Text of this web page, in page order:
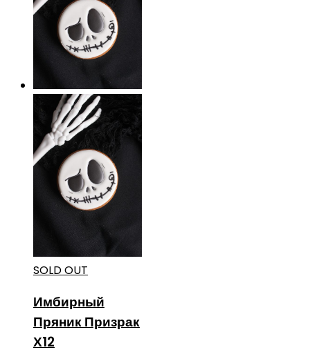
SOLD OUT
Имбирный
Пряник Призрак
Х12